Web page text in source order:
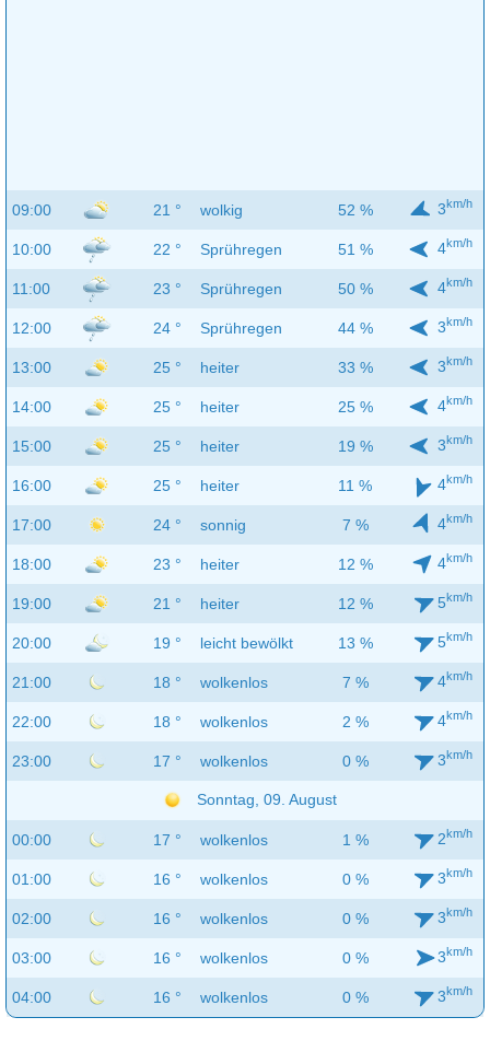
09:00 21 ° wolkig 52 % 3km/h
10:00 22 ° Sprühregen 51 % 4km/h
11:00 23 ° Sprühregen 50 % 4km/h
12:00 24 ° Sprühregen 44 % 3km/h
13:00 25 ° heiter 33 % 3km/h
14:00 25 ° heiter 25 % 4km/h
15:00 25 ° heiter 19 % 3km/h
16:00 25 ° heiter 11 % 4km/h
17:00 24 ° sonnig 7 % 4km/h
18:00 23 ° heiter 12 % 4km/h
19:00 21 ° heiter 12 % 5km/h
20:00 19 ° leicht bewölkt 13 % 5km/h
21:00 18 ° wolkenlos 7 % 4km/h
22:00 18 ° wolkenlos 2 % 4km/h
23:00 17 ° wolkenlos 0 % 3km/h
Sonntag, 09. August
00:00 17 ° wolkenlos 1 % 2km/h
01:00 16 ° wolkenlos 0 % 3km/h
02:00 16 ° wolkenlos 0 % 3km/h
03:00 16 ° wolkenlos 0 % 3km/h
04:00 16 ° wolkenlos 0 % 3km/h